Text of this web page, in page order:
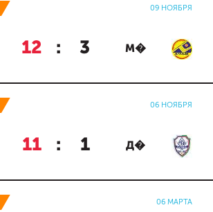
09 НОЯБРЯ
12 : 3 М�
06 НОЯБРЯ
11 : 1 Д�
06 МАРТА